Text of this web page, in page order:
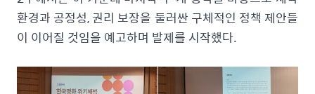
환경과 공정성, 권리 보장을 둘러싼 구체적인 정책 제안들
이 이어질 것임을 예고하며 발제를 시작했다.